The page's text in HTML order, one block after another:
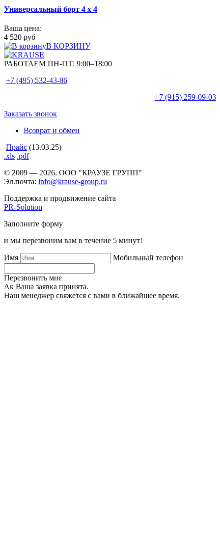
Универсальный борт 4 х 4
Ваша цена:
4 520 руб
В КОРЗИНУ
РАБОТАЕМ ПН-ПТ: 9:00–18:00
+7 (495) 532-43-86
+7 (915) 259-09-03
Заказать звонок
Возврат и обмен
Прайс (13.03.25)
.xls .pdf
© 2009 — 2026. ООО "КРАУЗЕ ГРУПП"
Эл.почта: info@krause-group.ru
Поддержка и продвижение сайта
PR-Solution
Заполните форму
и мы перезвоним вам в течение 5 минут!
Имя Мобильный телефон
Перезвонить мне
Ак Ваша заявка принята.
Наш менеджер свяжется с вами в ближайшее время.